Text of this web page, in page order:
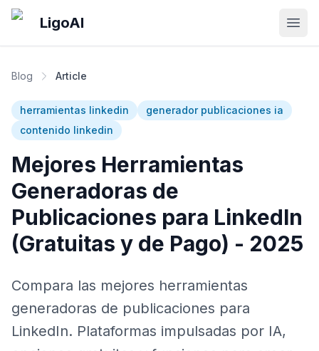
Skip to main content
LigoAI
Blog Article
herramientas linkedin
generador publicaciones ia
contenido linkedin
Mejores Herramientas
Generadoras de
Publicaciones para LinkedIn
(Gratuitas y de Pago) - 2025
Compara las mejores herramientas
generadoras de publicaciones para
LinkedIn. Plataformas impulsadas por IA,